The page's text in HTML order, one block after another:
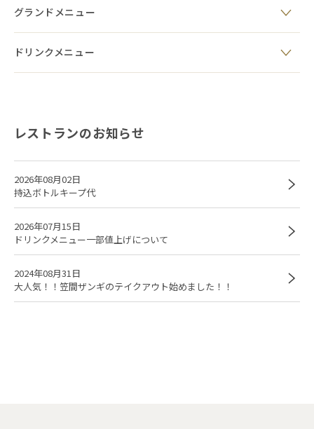
グランドメニュー
ドリンクメニュー
レストランのお知らせ
2026年08月02日
持込ボトルキープ代
2026年07月15日
ドリンクメニュー一部値上げについて
2024年08月31日
大人気！！笠間ザンギのテイクアウト始めました！！